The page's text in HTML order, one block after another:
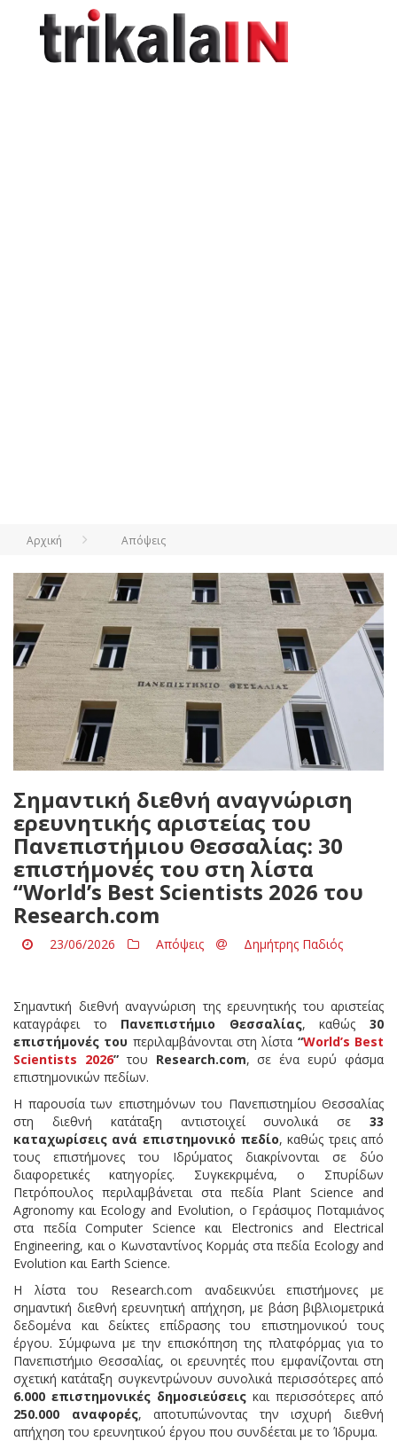
Αρχική Απόψεις
Σημαντική διεθνή αναγνώριση
ερευνητικής αριστείας του
Πανεπιστήμιου Θεσσαλίας: 30
επιστήμονές του στη λίστα
“World’s Best Scientists 2026 του
Research.com
23/06/2026 Απόψεις Δημήτρης Παδιός
Σημαντική διεθνή αναγνώριση της ερευνητικής του αριστείας
καταγράφει το Πανεπιστήμιο Θεσσαλίας, καθώς30
επιστήμονές του περιλαμβάνονται στη λίστα “World’s Best
Scientists 2026”του Research.com, σε ένα ευρύ φάσμα
επιστημονικών πεδίων.
Η παρουσία των επιστημόνων του Πανεπιστημίου Θεσσαλίας
στη διεθνή κατάταξη αντιστοιχεί συνολικά σε 33
καταχωρίσεις ανά επιστημονικό πεδίο, καθώς τρεις από
τους επιστήμονες του Ιδρύματος διακρίνονται σε δύο
διαφορετικές κατηγορίες. Συγκεκριμένα, ο Σπυρίδων
Πετρόπουλος περιλαμβάνεται στα πεδία Plant Science and
Agronomy και Ecology and Evolution, ο Γεράσιμος Ποταμιάνος
στα πεδία Computer Science και Electronics and Electrical
Engineering, και ο Κωνσταντίνος Κορμάς στα πεδία Ecology and
Evolution και Earth Science.
Η λίστα του Research.com αναδεικνύει επιστήμονες με
σημαντική διεθνή ερευνητική απήχηση, με βάση βιβλιομετρικά
δεδομένα και δείκτες επίδρασης του επιστημονικού τους
έργου. Σύμφωνα με την επισκόπηση της πλατφόρμας για το
Πανεπιστήμιο Θεσσαλίας, οι ερευνητές που εμφανίζονται στη
σχετική κατάταξη συγκεντρώνουν συνολικά περισσότερες από
6.000 επιστημονικές δημοσιεύσεις και περισσότερες από
250.000 αναφορές, αποτυπώνοντας την ισχυρή διεθνή
απήχηση του ερευνητικού έργου που συνδέεται με το Ίδρυμα.